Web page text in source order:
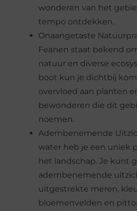
wonderen van het
tempo ontdekken.
Onaangetaste
Feanen staat bekend
natuur en diverse
boot kun je dichtbij
overvloed aan planten
bewonderen die dit
noemen.
Adembenemende
water heb je een uniek
het landschap. Je kunt
adembenemende
uitgestrekte meren,
bloemenvelden en